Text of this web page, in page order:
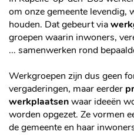
om onze gemeente levendig,
houden. Dat gebeurt via
groepen waarin inwoners,
... samenwerken rond
Werkgroepen zijn dus geen
vergaderingen, maar eerder
werkplaatsenwaar ideeën
worden opgezet. Ze vormen
de gemeente en haar